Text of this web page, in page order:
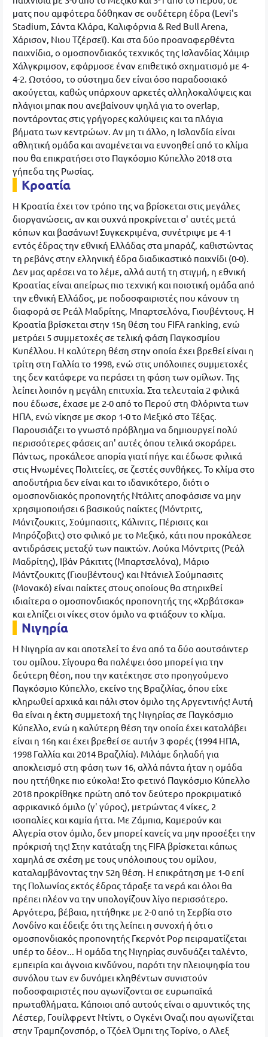
ματς που αμφότερα δόθηκαν σε ουδέτερη έδρα (Levi's
Stadium, Σάντα Κλάρα, Καλιφόρνια & Red Bull Arena,
Χάρισον, Νιου Τζέρσεϊ). Και στα δύο προαναφερθέντα
παιχνίδια, ο ομοσπονδιακός τεχνικός της Ισλανδίας Χάιμιρ
Χάλγκριμσον, εφάρμοσε έναν επιθετικό σχηματισμό με 4-
4-2. Ωστόσο, το σύστημα δεν είναι όσο παραδοσιακό
ακούγεται, καθώς υπάρχουν αρκετές αλληλοκαλύψεις και
πλάγιοι μπακ που ανεβαίνουν ψηλά για το overlap,
ποντάροντας στις γρήγορες καλύψεις και τα πλάγια
βήματα των κεντρώων. Αν μη τι άλλο, η Ισλανδία είναι
αθλητική ομάδα και αναμένεται να ευνοηθεί από το κλίμα
που θα επικρατήσει στο Παγκόσμιο Κύπελλο 2018 στα
γήπεδα της Ρωσίας.
Κροατία
Η Κροατία έχει τον τρόπο της να βρίσκεται στις μεγάλες
διοργανώσεις, αν και συχνά προκρίνεται σ' αυτές μετά
κόπων και βασάνων! Συγκεκριμένα, συνέτριψε με 4-1
εντός έδρας την εθνική Ελλάδας στα μπαράζ, καθιστώντας
τη ρεβάνς στην ελληνική έδρα διαδικαστικό παιχνίδι (0-0).
Δεν μας αρέσει να το λέμε, αλλά αυτή τη στιγμή, η εθνική
Κροατίας είναι απείρως πιο τεχνική και ποιοτική ομάδα από
την εθνική Ελλάδος, με ποδοσφαιριστές που κάνουν τη
διαφορά σε Ρεάλ Μαδρίτης, Μπαρτσελόνα, Γιουβέντους. Η
Κροατία βρίσκεται στην 15η θέση του FIFA ranking, ενώ
μετράει 5 συμμετοχές σε τελική φάση Παγκοσμίου
Κυπέλλου. Η καλύτερη θέση στην οποία έχει βρεθεί είναι η
τρίτη στη Γαλλία το 1998, ενώ στις υπόλοιπες συμμετοχές
της δεν κατάφερε να περάσει τη φάση των ομίλων. Της
λείπει λοιπόν η μεγάλη επιτυχία. Στα τελευταία 2 φιλικά
που έδωσε, έχασε με 2-0 από το Περού στη Φλόριντα των
ΗΠΑ, ενώ νίκησε με σκορ 1-0 το Μεξικό στο Τέξας.
Παρουσιάζει το γνωστό πρόβλημα να δημιουργεί πολύ
περισσότερες φάσεις απ' αυτές όπου τελικά σκοράρει.
Πάντως, προκάλεσε απορία γιατί πήγε και έδωσε φιλικά
στις Ηνωμένες Πολιτείες, σε ζεστές συνθήκες. Το κλίμα στο
αποδυτήρια δεν είναι και το ιδανικότερο, διότι ο
ομοσπονδιακός προπονητής Ντάλιτς αποφάσισε να μην
χρησιμοποιήσει 6 βασικούς παίκτες (Μόντριτς,
Μάντζουκιτς, Σούμπασιτς, Κάλινιτς, Πέρισιτς και
Μπρόζοβιτς) στο φιλικό με το Μεξικό, κάτι που προκάλεσε
αντιδράσεις μεταξύ των παικτών. Λούκα Μόντριτς (Ρεάλ
Μαδρίτης), Ιβάν Ράκιτιτς (Μπαρτσελόνα), Μάριο
Μάντζουκιτς (Γιουβέντους) και Ντάνιελ Σούμπασιτς
(Μονακό) είναι παίκτες στους οποίους θα στηριχθεί
ιδιαίτερα ο ομοσπονδιακός προπονητής της «Χρβάτσκα»
και ελπίζει οι νίκες στον όμιλο να φτιάξουν το κλίμα.
Νιγηρία
Η Νιγηρία αν και αποτελεί το ένα από τα δύο αουτσάιντερ
του ομίλου. Σίγουρα θα παλέψει όσο μπορεί για την
δεύτερη θέση, που την κατέκτησε στο προηγούμενο
Παγκόσμιο Κύπελλο, εκείνο της Βραζιλίας, όπου είχε
κληρωθεί αρχικά και πάλι στον όμιλο της Αργεντινής! Αυτή
θα είναι η έκτη συμμετοχή της Νιγηρίας σε Παγκόσμιο
Κύπελλο, ενώ η καλύτερη θέση την οποία έχει καταλάβει
είναι η 16η και έχει βρεθεί σε αυτήν 3 φορές (1994 ΗΠΑ,
1998 Γαλλία και 2014 Βραζιλία). Μιλάμε δηλαδή για
αποκλεισμό στη φάση των 16, αλλά πάντα ήταν η ομάδα
που ηττήθηκε πιο εύκολα! Στο φετινό Παγκόσμιο Κύπελλο
2018 προκρίθηκε πρώτη από τον δεύτερο προκριματικό
αφρικανικό όμιλο (γ' γύρος), μετρώντας 4 νίκες, 2
ισοπαλίες και καμία ήττα. Με Ζάμπια, Καμερούν και
Αλγερία στον όμιλο, δεν μπορεί κανείς να μην προσέξει την
πρόκρισή της! Στην κατάταξη της FIFA βρίσκεται κάπως
χαμηλά σε σχέση με τους υπόλοιπους του ομίλου,
καταλαμβάνοντας την 52η θέση. Η επικράτηση με 1-0 επί
της Πολωνίας εκτός έδρας τάραξε τα νερά και όλοι θα
πρέπει πλέον να την υπολογίζουν λίγο περισσότερο.
Αργότερα, βέβαια, ηττήθηκε με 2-0 από τη Σερβία στο
Λονδίνο και έδειξε ότι της λείπει η συνοχή ή ότι ο
ομοσπονδιακός προπονητής Γκερνότ Ρορ πειραματίζεται
υπέρ το δέον... Η ομάδα της Νιγηρίας συνδυάζει ταλέντο,
εμπειρία και άγνοια κινδύνου, παρότι την πλειοψηφία του
συνόλου των εν δυνάμει κληθέντων συνιστούν
ποδοσφαιριστές που αγωνίζονται σε ευρωπαϊκά
πρωταθλήματα. Κάποιοι από αυτούς είναι ο αμυντικός της
Λέστερ, Γουίλφρεντ Ντίντι, ο Ογκένι Οναζι που αγωνίζεται
στην Τραμπζονσπόρ, ο Τζόελ Όμπι της Τορίνο, ο Αλεξ